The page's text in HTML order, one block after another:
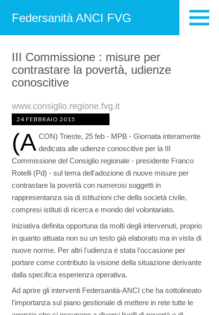
Federsanità ANCI FVG
III Commissione : misure per
contrastare la povertà, udienze
conoscitive
www.consiglio.regione.fvg.it
24 FEBBRAIO 2015
(A CON) Trieste, 25 feb - MPB - Giornata interamente
dedicata alle udienze conoscitive per la III
Commissione del Consiglio regionale - presidente Franco
Rotelli (Pd) - sul tema dell'adozione di nuove misure per
contrastare la povertà con numerosi soggetti in
rappresentanza sia di istituzioni che della società civile,
compresi istituti di ricerca e mondo del volontariato.
Iniziativa definita opportuna da molti degli intervenuti, proprio
in quanto attuata non su un testo già elaborato ma in vista di
nuove norme. Per altri l'udienza è stata l'occasione per
portare come contributo la visione della situazione derivante
dalla specifica esperienza operativa.
Ad aprire gli interventi Federsanità-ANCI che ha sottolineato
l'importanza sul piano gestionale di mettere in rete tutte le